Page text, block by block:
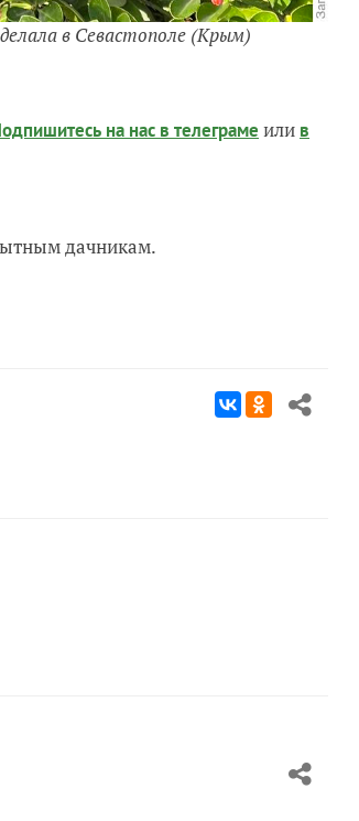
в Севастополе (Крым)
на нас в телеграме или в
дачникам.